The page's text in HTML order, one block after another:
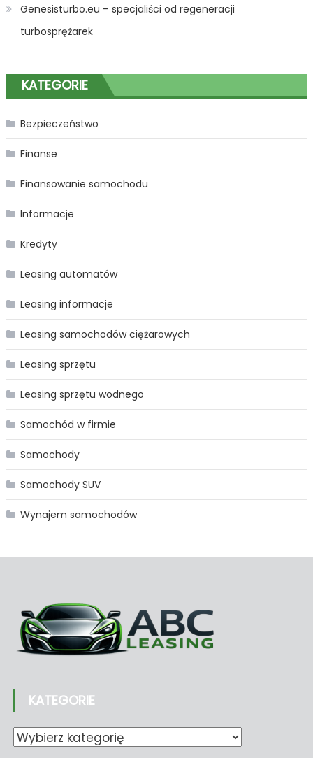
Genesisturbo.eu – specjaliści od regeneracji
turbosprężarek
KATEGORIE
Bezpieczeństwo
Finanse
Finansowanie samochodu
Informacje
Kredyty
Leasing automatów
Leasing informacje
Leasing samochodów ciężarowych
Leasing sprzętu
Leasing sprzętu wodnego
Samochód w firmie
Samochody
Samochody SUV
Wynajem samochodów
KATEGORIE
Kategorie